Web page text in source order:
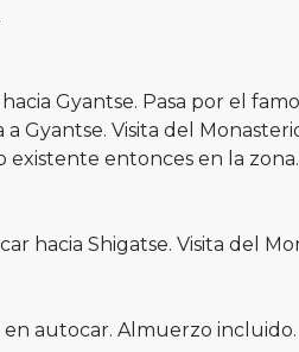
Gyantse. Pasa por el
Gyantse. Visita del
existente entonces en la
hacia Shigatse. Visita del
en autocar. Almuerzo incluido.